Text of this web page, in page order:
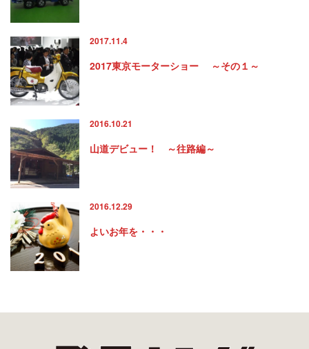
2017.11.4
2017東京モーターショー ～その１～
2016.10.21
山道デビュー！ ～往路編～
2016.12.29
よいお年を・・・